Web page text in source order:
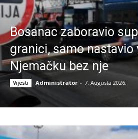
Bosanac zaboravio
granici, samo nastavio
Njemačku bez nje
Vijesti Administrator - 7. Augusta 2026.